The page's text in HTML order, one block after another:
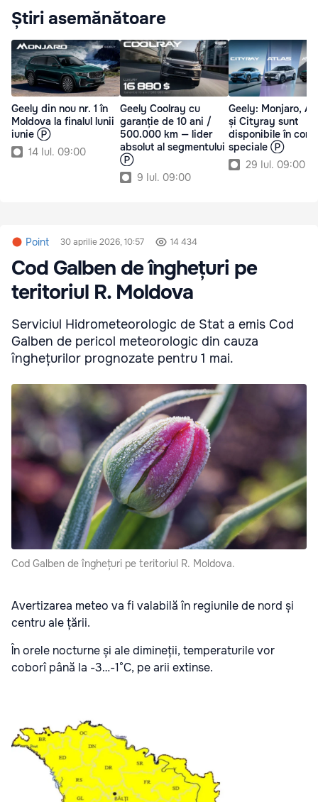
Știri asemănătoare
Geely din nou nr. 1 în
Moldova la finalul lunii
iunie Ⓟ
14 Iul. 09:00
Geely Coolray cu
garanție de 10 ani /
500.000 km — lider
absolut al segmentului
Ⓟ
9 Iul. 09:00
Geely: Monjaro,
și Cityray sunt
disponibile în
speciale Ⓟ
29 Iul. 09:00
Point 30 aprilie 2026, 10:57 14 434
Cod Galben de înghețuri pe
teritoriul R. Moldova
Serviciul Hidrometeorologic de Stat a emis Cod
Galben de pericol meteorologic din cauza
înghețurilor prognozate pentru 1 mai.
Cod Galben de înghețuri pe teritoriul R. Moldova.
Avertizarea meteo va fi valabilă în regiunile de nord și
centru ale țării.
În orele nocturne și ale dimineții, temperaturile vor
coborî până la -3…-1°C, pe arii extinse.